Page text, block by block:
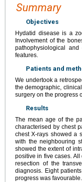
Summary
Objectives
Hydatid disease is a
Involvement of the
pathophysiological
features.
Patients and
We undertook a
the demographic,
surgery on the progress
Results
The mean age of the
characterised by chest
chest X-rays showed a
with the neighbouring
showed the extent of
positive in five cases.
resection of the
diagnosis. Eight
progress was favourable.